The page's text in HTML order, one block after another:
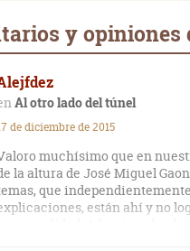
y
Al otro lado del túnel
de diciembre de 2015
muchísimo que en
la altura de José Miguel
que
están ahí y no
universalidad. Además cabe
tipo de lectores. Muy